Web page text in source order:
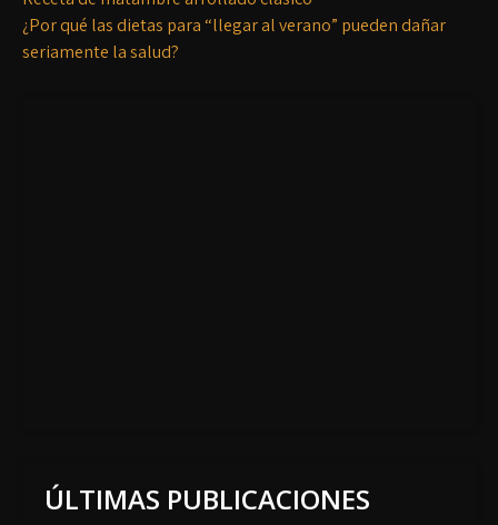
¿Por qué las dietas para “llegar al verano” pueden dañar
seriamente la salud?
ÚLTIMAS PUBLICACIONES